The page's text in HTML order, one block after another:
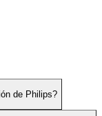
de Philips?